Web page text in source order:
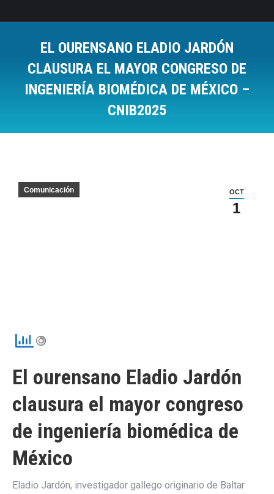
EL OURENSANO ELADIO JARDÓN
CLAUSURA EL MAYOR CONGRESO DE
INGENIERÍA BIOMÉDICA DE MÉXICO –
CNIB2025
OCT
1
Comunicación
El ourensano Eladio Jardón
clausura el mayor congreso
de ingeniería biomédica de
México
Eladio Jardón, investigador gallego originario de Baltar